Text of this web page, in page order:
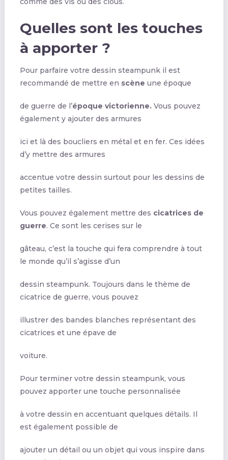
Quelles sont les touches
à apporter ?
Pour parfaire votre dessin steampunk il est
recommandé de mettre en scène une époque
de guerre de l’époque victorienne.Vous pouvez
également y ajouter des armures
ici et là des boucliers en métal et en fer. Ces idées
d’y mettre des armures
accentue votre dessin surtout pour les dessins de
petites tailles.
Vous pouvez également mettre des cicatrices de
guerre. Ce sont les cerises sur le
gâteau, c’est la touche qui fera comprendre à tout
le monde qu’il s’agisse d’un
dessin steampunk. Toujours dans le thème de
cicatrice de guerre, vous pouvez
illustrer des bandes blanches représentant des
cicatrices et une épave de
voiture.
Pour terminer votre dessin steampunk, vous
pouvez apporter une touche personnalisée
à votre dessin en accentuant quelques détails. Il
est également possible de
ajouter un détail ou un objet qui vous inspire dans